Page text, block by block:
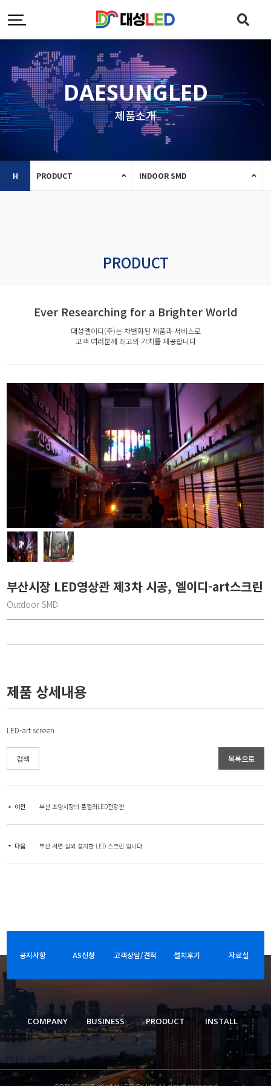
DAESUNGLED
제품소개
H PRODUCT INDOOR SMD
PRODUCT
Ever Researching for a Brighter World
대성엘이디(주)는 차별화된 제품과 서비스로
고객 여러분께 최고의 가치를 제공합니다
부산시장 LED영상관 제3차 시공, 엘이디-art스크린
Outdoor SMD
제품 상세내용
LED-art screen
검색 목록으로
이전 부산 초량시장의 풀컬러LED전광판
다음 부산 서면 실외 설치한 LED 스크린 입니다.
공지사항 AS신청 고객상담/견적 설치후기 자료실
COMPANY BUSINESS PRODUCT INSTALL